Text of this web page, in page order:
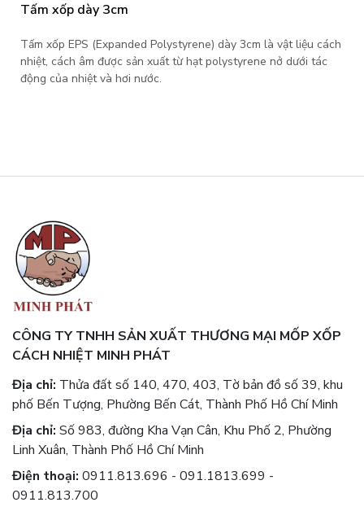
Tấm xốp dày 3cm
Tấm xốp EPS (Expanded Polystyrene) dày 3cm là vật liệu cách
nhiệt, cách âm được sản xuất từ hạt polystyrene nở dưới tác
động của nhiệt và hơi nước.
CÔNG TY TNHH SẢN XUẤT THƯƠNG MẠI MỐP XỐP
CÁCH NHIỆT MINH PHÁT
Địa chỉ: Thửa đất số 140, 470, 403, Tờ bản đồ số 39, khu
phố Bến Tượng, Phường Bến Cát, Thành Phố Hồ Chí Minh
Địa chỉ: Số 983, đường Kha Vạn Cân, Khu Phố 2, Phường
Linh Xuân, Thành Phố Hồ Chí Minh
Điện thoại: 0911.813.696 - 091.1813.699 -
0911.813.700